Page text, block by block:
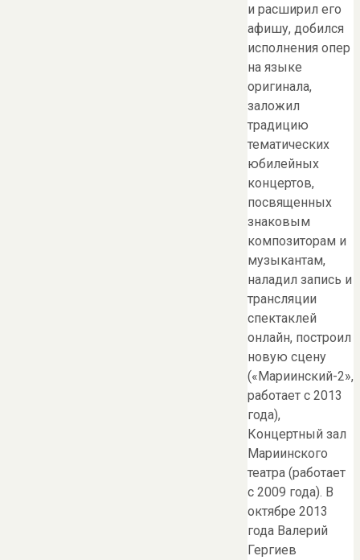
и расширил его
афишу, добился
исполнения опер
на языке
оригинала,
заложил
традицию
тематических
юбилейных
концертов,
посвященных
знаковым
композиторам и
музыкантам,
наладил запись и
трансляции
спектаклей
онлайн, построил
новую сцену
(«Мариинский-2»,
работает с 2013
года),
Концертный зал
Мариинского
театра (работает
с 2009 года). В
октябре 2013
года Валерий
Гергиев